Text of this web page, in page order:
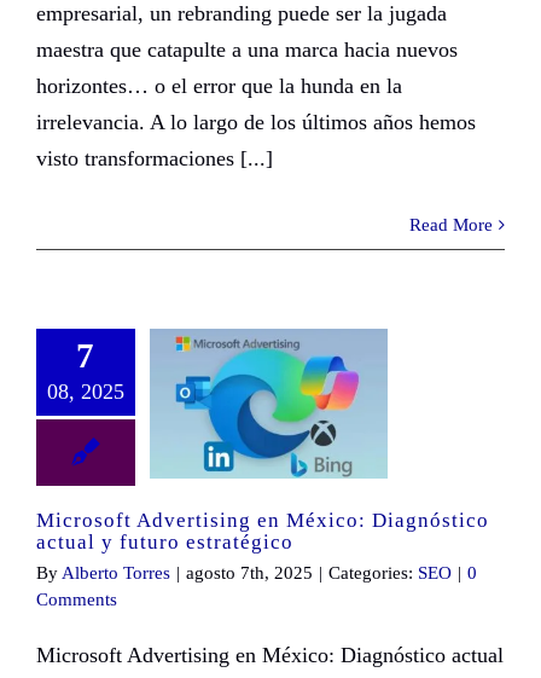
empresarial, un rebranding puede ser la jugada
maestra que catapulte a una marca hacia nuevos
horizontes… o el error que la hunda en la
irrelevancia. A lo largo de los últimos años hemos
visto transformaciones [...]
Read More
7
08, 2025
Microsoft Advertising en México: Diagnóstico
actual y futuro estratégico
By Alberto Torres | agosto 7th, 2025 | Categories: SEO | 0
Comments
Microsoft Advertising en México: Diagnóstico actual